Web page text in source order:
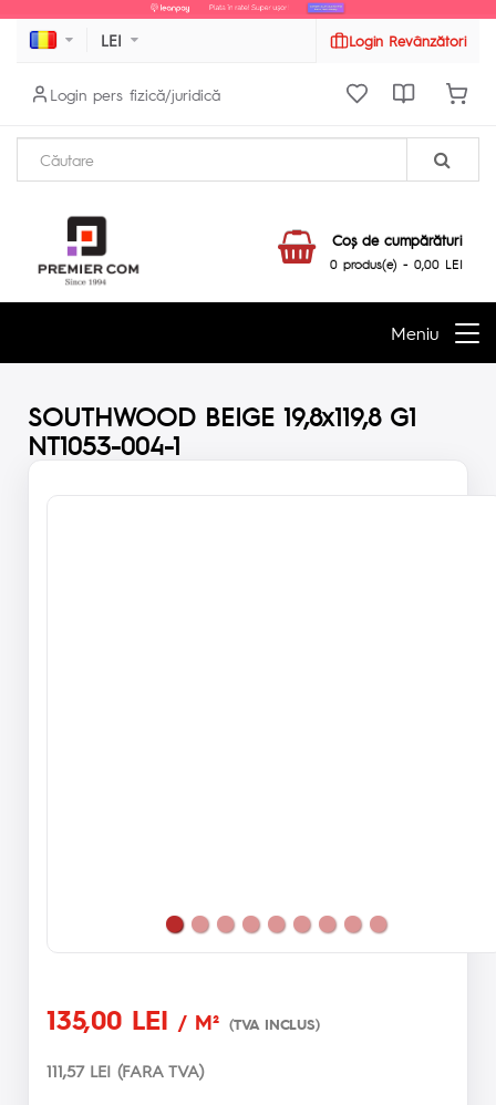
LEI Login Revânzători
Login pers fizică/juridică
Coş de cumpărături
0 produs(e) - 0,00 LEI
Meniu
SOUTHWOOD BEIGE 19,8x119,8 G1
NT1053-004-1
135,00 LEI / M² (TVA INCLUS)
111,57 LEI (FARA TVA)